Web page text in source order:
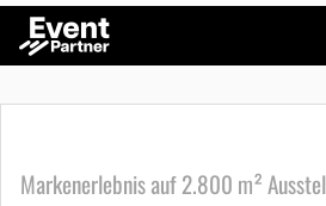
Markenerlebnis auf 2.800 m²